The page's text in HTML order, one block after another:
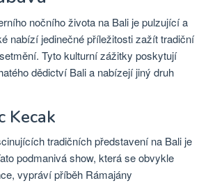
nočního života na Bali je pulzující a
nabízí jedinečné příležitosti zažít tradiční
Tyto kulturní zážitky poskytují
dědictví Bali a nabízejí jiný druh
Kecak
tradičních představení na Bali je
podmanivá show, která se obvykle
vypráví příběh Rámajány